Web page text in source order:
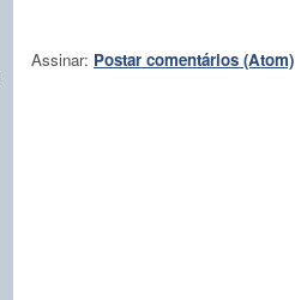
Assinar: Postar comentários (Atom)